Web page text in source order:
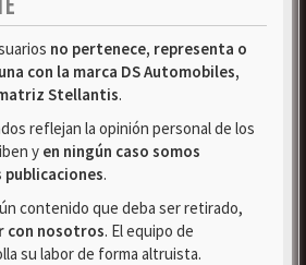
no pertenece, representa o
con la marca DS Automobiles,
Stellantis.
reflejan la opinión personal de los
y en ningún caso somos
publicaciones.
contenido que deba ser retirado,
con nosotros. El equipo de
su labor de forma altruista.